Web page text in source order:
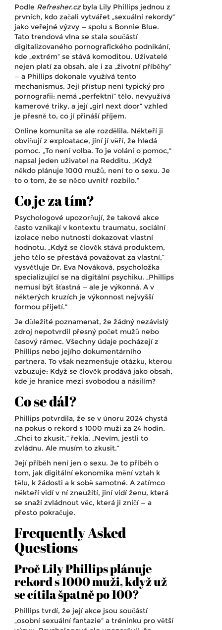
Podle Refresher.czbyla Lily Phillips jednou z
prvních, kdo začali vytvářet „sexuální rekordy“
jako veřejné výzvy — spolu s Bonnie Blue.
Tato trendová vlna se stala součástí
digitalizovaného pornografického podnikání,
kde „extrém“ se stává komoditou. Uživatelé
nejen platí za obsah, ale i za „životní příběhy“
— a Phillips dokonale využívá tento
mechanismus. Její přístup není typický pro
pornografii: nemá „perfektní“ tělo, nevyužívá
kamerové triky, a její „girl next door“ vzhled
je přesně to, co jí přináší příjem.
Online komunita se ale rozdělila. Někteří ji
obviňují z exploatace, jiní jí věří, že hledá
pomoc. „To není volba. To je volání o pomoc,“
napsal jeden uživatel na Redditu. „Když
někdo plánuje 1000 mužů, není to o sexu. Je
to o tom, že se něco uvnitř rozbilo.“
Co je za tím?
Psychologové upozorňují, že takové akce
často vznikají v kontextu traumatu, sociální
izolace nebo nutnosti dokazovat vlastní
hodnotu. „Když se člověk stává produktem,
jeho tělo se přestává považovat za vlastní,“
vysvětluje Dr. Eva Nováková, psycholožka
specializující se na digitální psychiku. „Phillips
nemusí být šťastná — ale je výkonná. A v
některých kruzích je výkonnost nejvyšší
formou přijetí.“
Je důležité poznamenat, že žádný nezávislý
zdroj nepotvrdil přesný počet mužů nebo
časový rámec. Všechny údaje pocházejí z
Phillips nebo jejího dokumentárního
partnera. To však nezmenšuje otázku, kterou
vzbuzuje: Když se člověk prodává jako obsah,
kde je hranice mezi svobodou a násilím?
Co se dál?
Phillips potvrdila, že se v únoru 2024 chystá
na pokus o rekord s 1000 muži za 24 hodin.
„Chci to zkusit,“ řekla. „Nevím, jestli to
zvládnu. Ale musím to zkusit.“
Její příběh není jen o sexu. Je to příběh o
tom, jak digitální ekonomika mění vztah k
tělu, k žádosti a k sobě samotné. A zatímco
někteří vidí v ní zneužití, jiní vidí ženu, která
se snaží zvládnout věc, která ji zničí — a
přesto pokračuje.
Frequently Asked
Questions
Proč Lily Phillips plánuje
rekord s 1000 muži, když už
se cítila špatně po 100?
Phillips tvrdí, že její akce jsou součástí
„osobní sexuální fantazie“ a tréninku pro větší